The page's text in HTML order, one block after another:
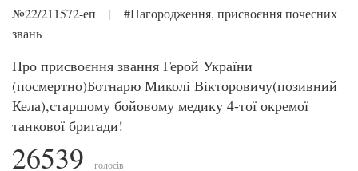
№22/211572-еп |
#Нагородження, присвоєння почесних
звань
Про присвоєння звання Герой України
(посмертно)Ботнарю Миколі Вікторовичу(позивний
Кела),старшому бойовому медику 4-тої окремої
танкової бригади!
26539 голосів